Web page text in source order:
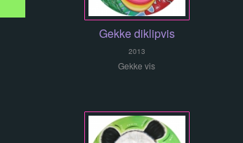
Gekke diklipvis
2013
Gekke vis